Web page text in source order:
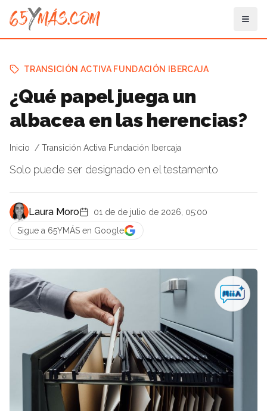
TRANSICIÓN ACTIVA FUNDACIÓN IBERCAJA
¿Qué papel juega un
albacea en las herencias?
Inicio Transición Activa Fundación Ibercaja
Solo puede ser designado en el testamento
Laura Moro
01 de de julio de 2026, 05:00
Sigue a 65YMÁS en Google